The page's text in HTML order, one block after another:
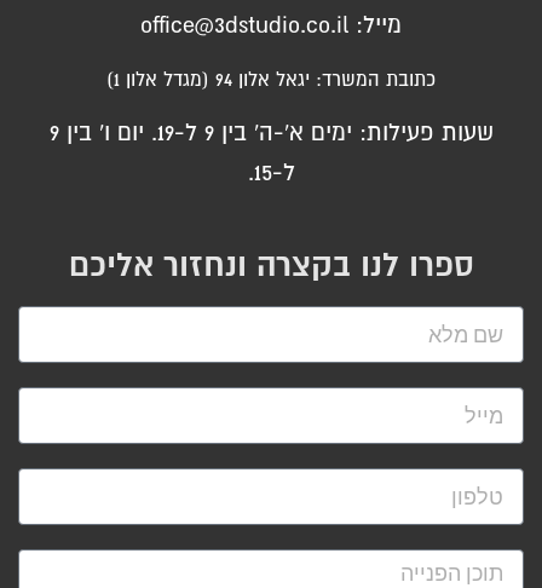
מייל: office@3dstudio.co.il
כתובת המשרד: יגאל אלון 94 (מגדל אלון 1)
שעות פעילות: ימים א'-ה' בין 9 ל-19. יום ו' בין 9
ל-15.
ספרו לנו בקצרה ונחזור אליכם